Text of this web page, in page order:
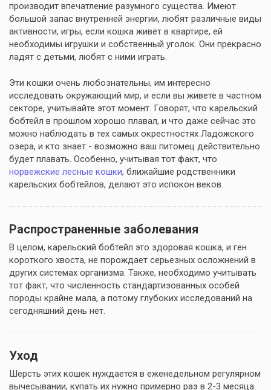
производит впечатление разумного существа. Имеют
большой запас внутренней энергии, любят различные виды
активности, игры, если кошка живёт в квартире, ей
необходимы игрушки и собственный уголок. Они прекрасно
ладят с детьми, любят с ними играть.
Эти кошки очень любознательны, им интересно
исследовать окружающий мир, и если вы живете в частном
секторе, учитывайте этот момент. Говорят, что карельский
бобтейл в прошлом хорошо плавал, и что даже сейчас это
можно наблюдать в тех самых окрестностях Ладожского
озера, и кто знает - возможно ваш питомец действительно
будет плавать. Особенно, учитывая тот факт, что
норвежские лесные кошки, ближайшие родственники
карельских бобтейлов, делают это испокон веков.
Распространенные заболевания
В целом, карельский бобтейл это здоровая кошка, и ген
короткого хвоста, не порождает серьезных осложнений в
других системах организма. Также, необходимо учитывать
тот факт, что численность стандартизованных особей
породы крайне мала, а потому глубоких исследований на
сегодняшний день нет.
Уход
Шерсть этих кошек нуждается в еженедельном регулярном
вычесывании, купать их нужно примерно раз в 2-3 месяца.